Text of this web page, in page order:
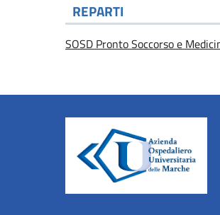
REPARTI
SOSD Pronto Soccorso e